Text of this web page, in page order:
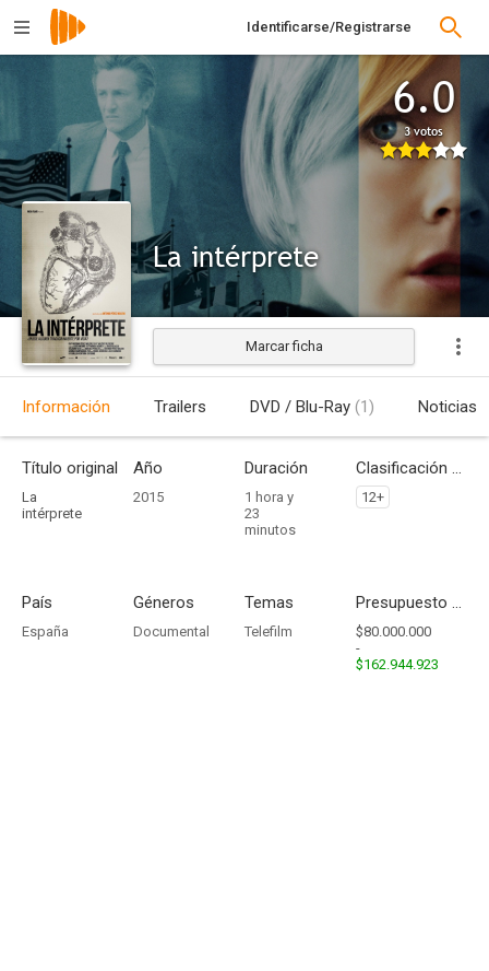
Identificarse/Registrarse
6.0
3 votos
La intérprete
Estrenada
Marcar ficha
Información Trailers DVD / Blu-Ray (1) Noticias
Título original
La
intérprete
Año
2015
Duración
1 hora y
23
minutos
Clasificación por edades
12+
País
España
Géneros
Documental
Temas
Telefilm
Presupuesto - Ingresos
$80.000.000
-
$162.944.923